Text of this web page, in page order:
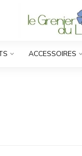
ACCESSOIRES